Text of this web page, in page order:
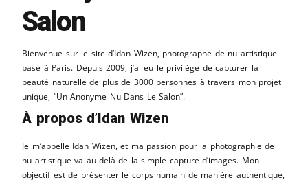
Salon
Bienvenue sur le site d’Idan Wizen, photographe de nu artistique
basé à Paris. Depuis 2009, j’ai eu le privilège de capturer la
beauté naturelle de plus de 3000 personnes à travers mon projet
unique, “Un Anonyme Nu Dans Le Salon”.
À propos d’Idan Wizen
Je m’appelle Idan Wizen, et ma passion pour la photographie de
nu artistique va au-delà de la simple capture d’images. Mon
objectif est de présenter le corps humain de manière authentique,